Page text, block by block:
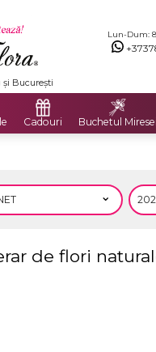
Lun-Dum:
Cadouri Buchetul
de flori